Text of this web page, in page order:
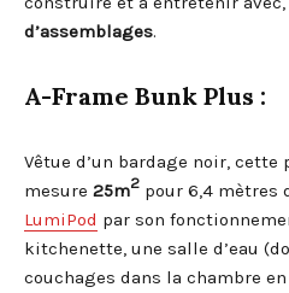
d’assemblages.
A-Frame Bunk Plus :
Vêtue d’un bardage noir, cette
mesure 25m2 pour 6,4 mètres
LumiPod par son
kitchenette, une salle d’eau
couchages dans la chambre